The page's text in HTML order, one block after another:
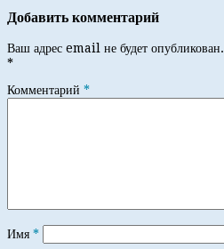
Добавить комментарий
Ваш адрес email не будет опубликован.
*
Комментарий *
Имя *